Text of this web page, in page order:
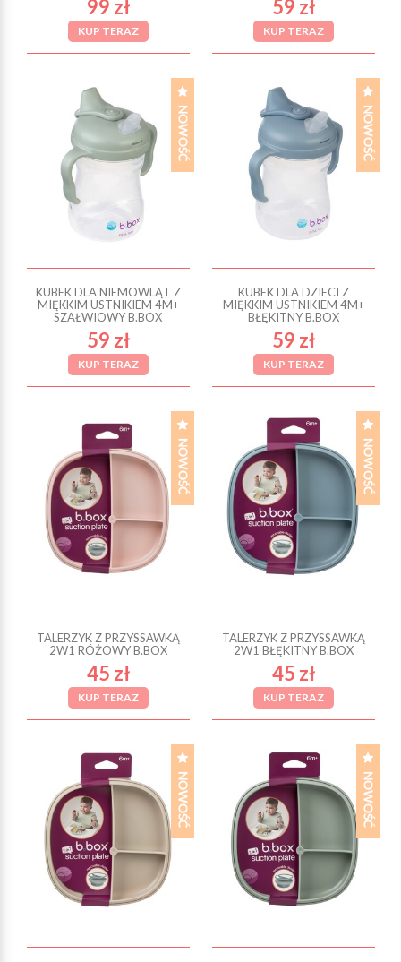
99 zł
KUP TERAZ
59 zł
KUP TERAZ
KUBEK DLA NIEMOWLĄT Z
MIĘKKIM USTNIKIEM 4M+
SZAŁWIOWY B.BOX
59 zł
KUP TERAZ
KUBEK DLA DZIECI Z
MIĘKKIM USTNIKIEM 4M+
BŁĘKITNY B.BOX
59 zł
KUP TERAZ
TALERZYK Z PRZYSSAWKĄ
2W1 RÓŻOWY B.BOX
45 zł
KUP TERAZ
TALERZYK Z PRZYSSAWKĄ
2W1 BŁĘKITNY B.BOX
45 zł
KUP TERAZ